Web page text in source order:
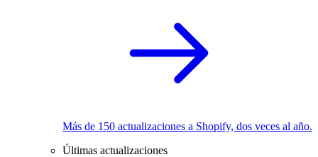
Más de 150 actualizaciones a Shopify, dos veces al año.
Últimas actualizaciones